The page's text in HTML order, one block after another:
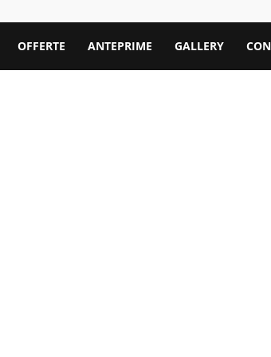
OFFERTE ANTEPRIME GALLERY